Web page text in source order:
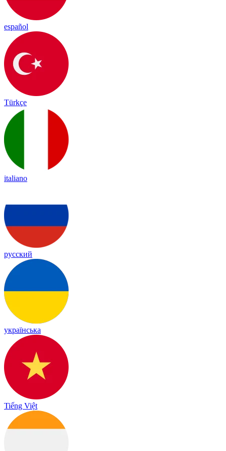
español
Türkçe
italiano
русский
українська
Tiếng Việt